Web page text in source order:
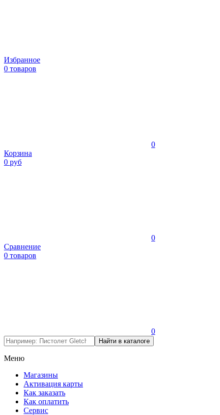
Избранное
0 товаров
0
Корзина
0 руб
0
Сравнение
0 товаров
0
Меню
Магазины
Активация карты
Как заказать
Как оплатить
Сервис